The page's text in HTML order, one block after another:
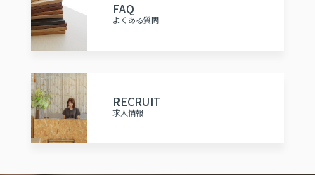
FAQ
よくある質問
RECRUIT
求人情報